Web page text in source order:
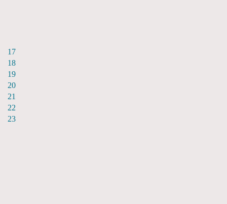
17
18
19
20
21
22
23